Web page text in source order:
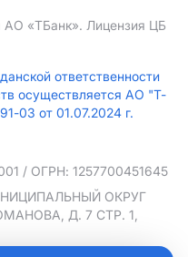
АO «ТБанк». Лицензия ЦБ
ответственности
осуществляется АО "Т-
03 от 01.07.2024 г.
/ ОГРН: 1257700451645
ОКРУГ
Д. 7 СТР. 1,